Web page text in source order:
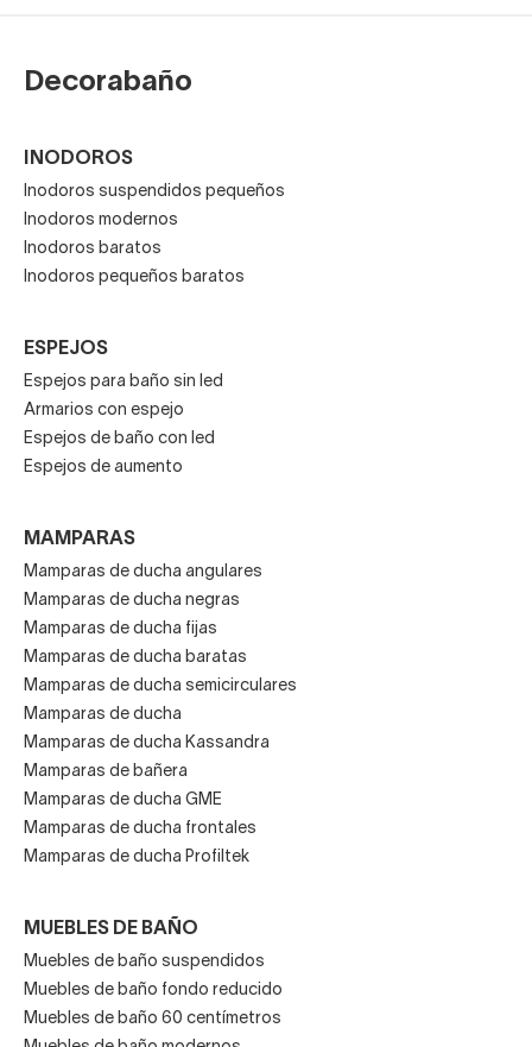
Decorabaño
INODOROS
Inodoros suspendidos pequeños
Inodoros modernos
Inodoros baratos
Inodoros pequeños baratos
ESPEJOS
Espejos para baño sin led
Armarios con espejo
Espejos de baño con led
Espejos de aumento
MAMPARAS
Mamparas de ducha angulares
Mamparas de ducha negras
Mamparas de ducha fijas
Mamparas de ducha baratas
Mamparas de ducha semicirculares
Mamparas de ducha
Mamparas de ducha Kassandra
Mamparas de bañera
Mamparas de ducha GME
Mamparas de ducha frontales
Mamparas de ducha Profiltek
MUEBLES DE BAÑO
Muebles de baño suspendidos
Muebles de baño fondo reducido
Muebles de baño 60 centímetros